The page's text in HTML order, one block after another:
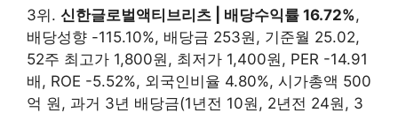
3위. 신한글로벌액티브리츠 | 배당수익률 16.72%,
배당성향 -115.10%, 배당금 253원, 기준월 25.02,
52주 최고가 1,800원, 최저가 1,400원, PER -14.91
배, ROE -5.52%, 외국인비율 4.80%, 시가총액 500
억 원, 과거 3년 배당금(1년전 10원, 2년전 24원, 3